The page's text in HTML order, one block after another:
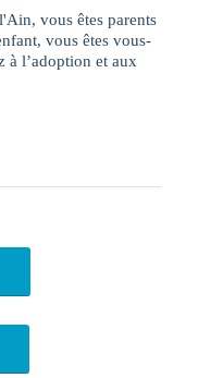
vous êtes parents
vous êtes vous-
à l’adoption et aux